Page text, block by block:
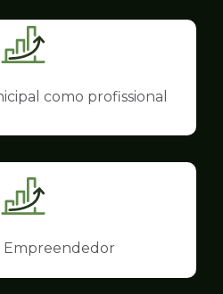
Empreendedor
Ilustração
pagina
Sala
como profissional
Ilustração
pagina
Sala
Empreendedor